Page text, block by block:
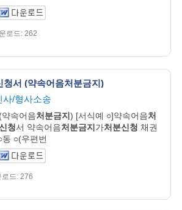
로드: 262
청서 (약속어음처분금지)
사/형사소송
속어음처분금지) [서식예 ○]약속어음처
청서 약속어음처분금지가처분신청 채권
○(우편번
로드: 276